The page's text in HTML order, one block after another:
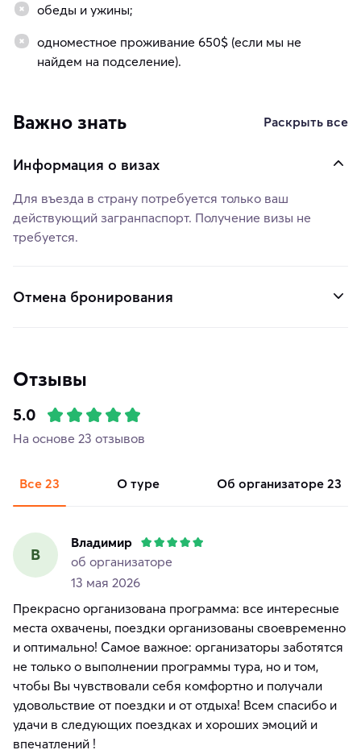
обеды и ужины;
одноместное проживание 650$ (если мы не
найдем на подселение).
Важно знать Раскрыть все
Информация о визах
Для въезда в страну потребуется только ваш
действующий загранпаспорт. Получение визы не
требуется.
Отмена бронирования
Отзывы
5.0
На основе 23 отзывов
Все 23 о туре об организаторе 23
В
Владимир
об организаторе
13 мая 2026
Прекрасно организована программа: все интересные
места охвачены, поездки организованы своевременно
и оптимально! Самое важное: организаторы заботятся
не только о выполнении программы тура, но и том,
чтобы Вы чувствовали себя комфортно и получали
удовольствие от поездки и от отдыха! Всем спасибо и
удачи в следующих поездках и хороших эмоций и
впечатлений !